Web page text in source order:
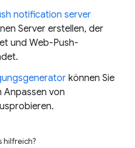
notification server
Server erstellen, der
und Web-Push-
können Sie
Anpassen von
hilfreich?